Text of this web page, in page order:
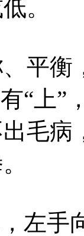
。
平衡
有“上
毛
左